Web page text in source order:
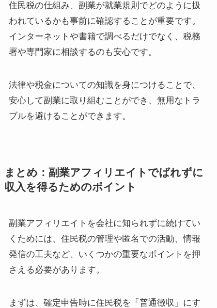
住民税の仕組み、副業が就業規則でどのように扱
われているかも事前に確認することが重要です。
インターネットや書籍で調べるだけでなく、税務
署や専門家に相談するのも安心です。
法律や税金についての知識を身につけることで、
安心して副業に取り組むことができ、無用なトラ
ブルを避けることができます。
まとめ：副業アフィリエイトでばれずに
収入を得るためのポイント
副業アフィリエイトを会社に知られずに続けてい
くためには、住民税の管理や匿名での活動、情報
発信の工夫など、いくつかの重要なポイントを押
さえる必要があります。
まずは、確定申告時に住民税を「普通徴収」にす